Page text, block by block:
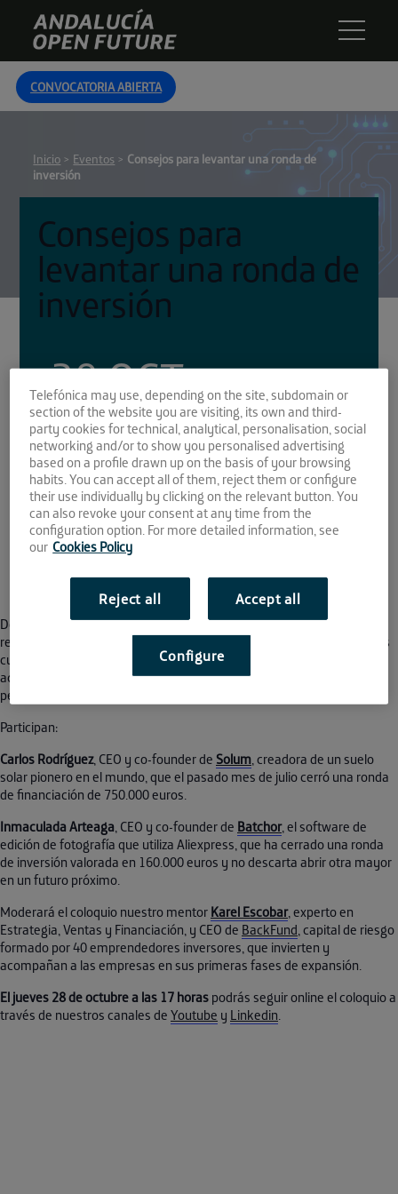
content
Andalucía
Open
Future
CONVOCATORIA ABIERTA
Inicio > Eventos > Consejos para levantar una ronda de
inversión
Consejos para
levantar una ronda de
inversión
28 OCT
2021
17:00 - 18:00
This event has passed.
Dos de nuestras startups aceleradas en Andalucía Open Future que
recientemente han cerrado rondas de financiación con inversores nos
cuentan su periplo para conseguirlo. Sus secretos, consejos, errores y
aciertos cometidos. Todo un aprendizaje para las empresas que
persiguen este objetivo.
Participan:
Carlos Rodríguez, CEO y co-founder de Solum, creadora de un suelo
solar pionero en el mundo, que el pasado mes de julio cerró una ronda
de financiación de 750.000 euros.
Inmaculada Arteaga, CEO y co-founder de Batchor, el software de
edición de fotografía que utiliza Aliexpress, que ha cerrado una ronda
de inversión valorada en 160.000 euros y no descarta abrir otra mayor
en un futuro próximo.
Moderará el coloquio nuestro mentor Karel Escobar, experto en
Estrategia, Ventas y Financiación, y CEO de BackFund, capital de riesgo
formado por 40 emprendedores inversores, que invierten y
acompañan a las empresas en sus primeras fases de expansión.
El jueves 28 de octubre a las 17 horas podrás seguir online el coloquio a
través de nuestros canales de Youtube y Linkedin.
Telefónica may use, depending on the site, subdomain or
section of the website you are visiting, its own and third-
party cookies for technical, analytical, personalisation, social
networking and/or to show you personalised advertising
based on a profile drawn up on the basis of your browsing
habits. You can accept all of them, reject them or configure
their use individually by clicking on the relevant button. You
can also revoke your consent at any time from the
configuration option. For more detailed information, see
our Cookies Policy
Reject all Accept all
Configure